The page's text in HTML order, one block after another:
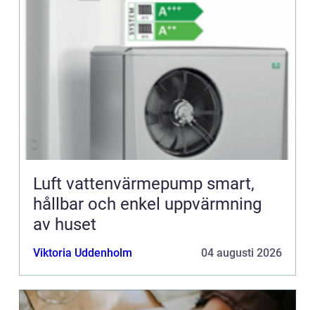
Luft vattenvärmepump smart,
hållbar och enkel uppvärmning
av huset
Viktoria Uddenholm 04 augusti 2026